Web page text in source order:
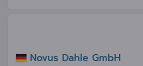
Novus Dahle GmbH